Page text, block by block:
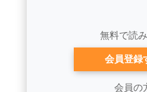
無料で読
会員登録
会員の